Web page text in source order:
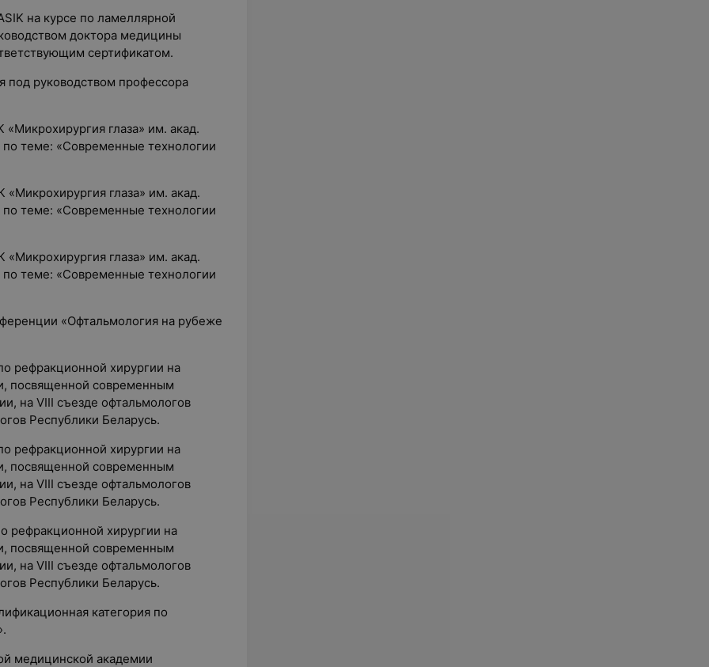
на курсе по ламеллярной
доктора медицины
сертификатом.
руководством профессора
глаза» им. акад.
теме: «Современные технологии
глаза» им. акад.
теме: «Современные технологии
глаза» им. акад.
теме: «Современные технологии
«Офтальмология на рубеже
рефракционной хирургии на
посвященной современным
на VIII съезде офтальмологов
Республики Беларусь.
рефракционной хирургии на
посвященной современным
на VIII съезде офтальмологов
Республики Беларусь.
рефракционной хирургии на
посвященной современным
на VIII съезде офтальмологов
Республики Беларусь.
категория по
медицинской академии